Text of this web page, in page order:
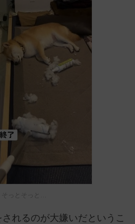
そっとそっと…
れるのが大嫌いだというこ